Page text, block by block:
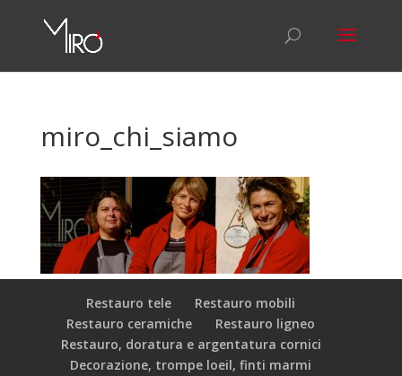
miro_chi_siamo
Restauro tele
Restauro mobili
Restauro ceramiche
Restauro ligneo
Restauro, doratura e argentatura cornici
Decorazione, trompe loeil, finti marmi